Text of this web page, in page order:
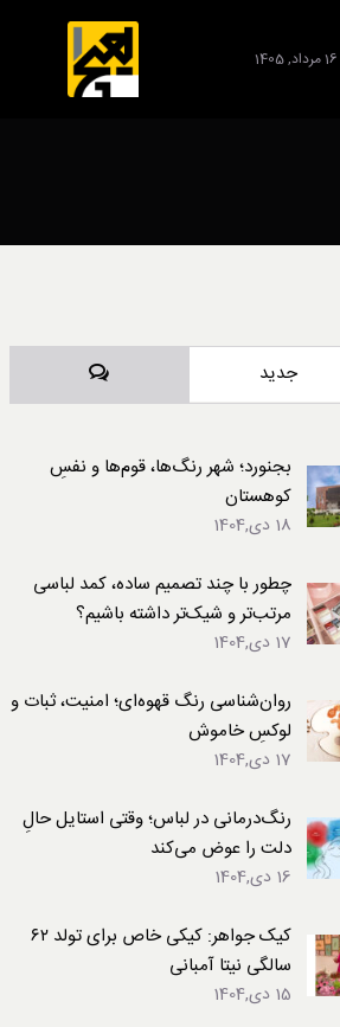
جدید دیدگاه‌ها
بجنورد؛ شهر رنگ‌ها، قوم‌ها و نفسِ
کوهستان
18 دی,1404
چطور با چند تصمیم ساده، کمد لباسی
مرتب‌تر و شیک‌تر داشته باشیم؟
17 دی,1404
روان‌شناسی رنگ قهوه‌ای؛ امنیت، ثبات و
لوکسِ خاموش
17 دی,1404
رنگ‌درمانی در لباس؛ وقتی استایل حالِ
دلت را عوض می‌کند
16 دی,1404
کیک جواهر: کیکی خاص برای تولد ۶۲
سالگی نیتا آمبانی
15 دی,1404